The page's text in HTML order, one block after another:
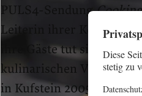
PULS4-Sendung
Leiterin ihrer
ihre Gäste tut sie’s als
kulinarischen Vokabeln
in Kufstein 2005